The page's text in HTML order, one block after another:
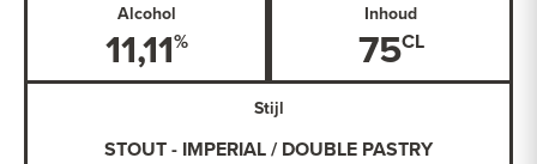
Alcohol
11,11
Inhoud
75
Stijl
STOUT - IMPERIAL / DOUBLE PASTRY